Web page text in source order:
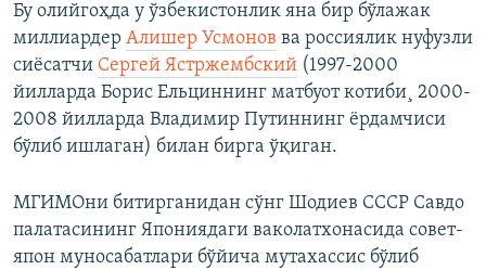
Бу олийгоҳда у ўзбекистонлик яна бир бўлажак
миллиардер Алишер Усмонов ва россиялик нуфузли
сиëсатчи Сергей Ястржембский (1997-2000
йилларда Борис Ельциннинг матбуот котиби¸ 2000-
2008 йилларда Владимир Путиннинг ëрдамчиси
бўлиб ишлаган) билан бирга ўқиган.
МГИМОни битирганидан сўнг Шодиев СССР Савдо
палатасининг Япониядаги ваколатхонасида совет-
япон муносабатлари бўйича мутахассис бўлиб